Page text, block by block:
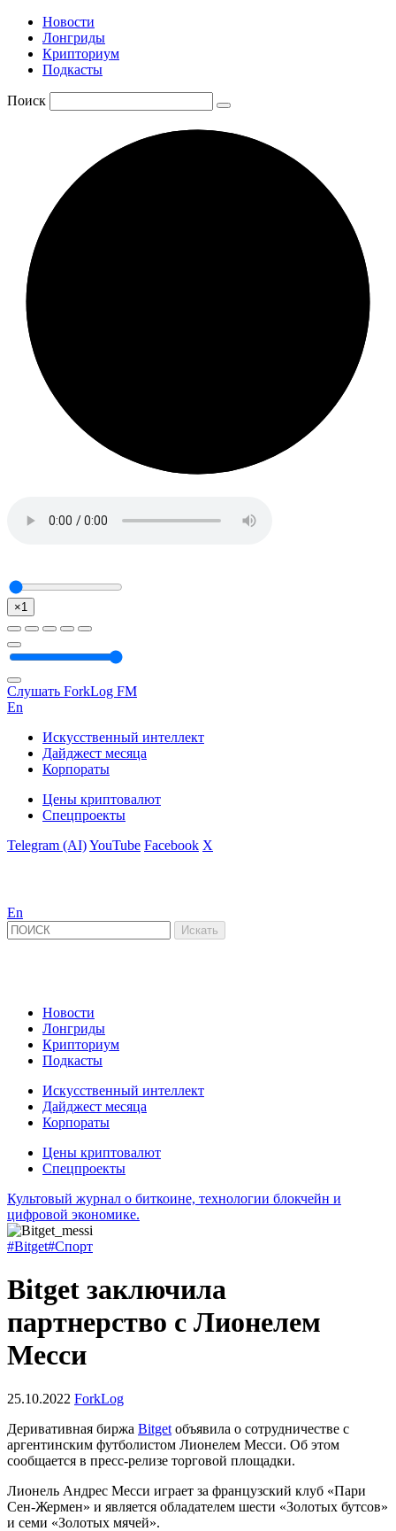
Новости
Лонгриды
Крипториум
Подкасты
Поиск
×1
Слушать ForkLog FM
En
Искусственный интеллект
Дайджест месяца
Корпораты
Цены криптовалют
Спецпроекты
Telegram (AI)YouTube Facebook X
En
Новости
Лонгриды
Крипториум
Подкасты
Искусственный интеллект
Дайджест месяца
Корпораты
Цены криптовалют
Спецпроекты
Культовый журнал о биткоине, технологии блокчейн и
цифровой экономике.
#Bitget#Спорт
Bitget заключила
партнерство с Лионелем
Месси
25.10.2022 ForkLog
Деривативная биржа Bitget объявила о сотрудничестве с
аргентинским футболистом Лионелем Месси. Об этом
сообщается в пресс-релизе торговой площадки.
Лионель Андрес Месси играет за французский клуб «Пари
Сен-Жермен» и является обладателем шести «Золотых бутсов»
и семи «Золотых мячей».